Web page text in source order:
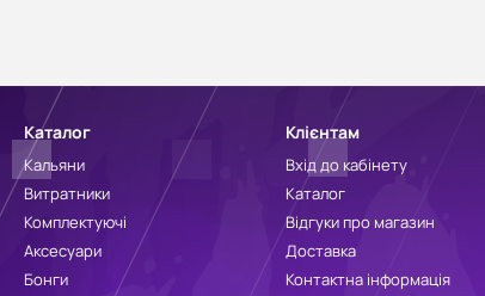
Каталог
Кальяни
Витратники
Комплектуючі
Аксесуари
Бонги
Клієнтам
Вхід до кабінету
Каталог
Відгуки про магазин
Доставка
Контактна інформація